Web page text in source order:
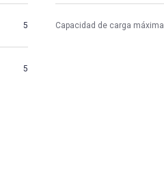
5
5
Capacidad de carga máxima